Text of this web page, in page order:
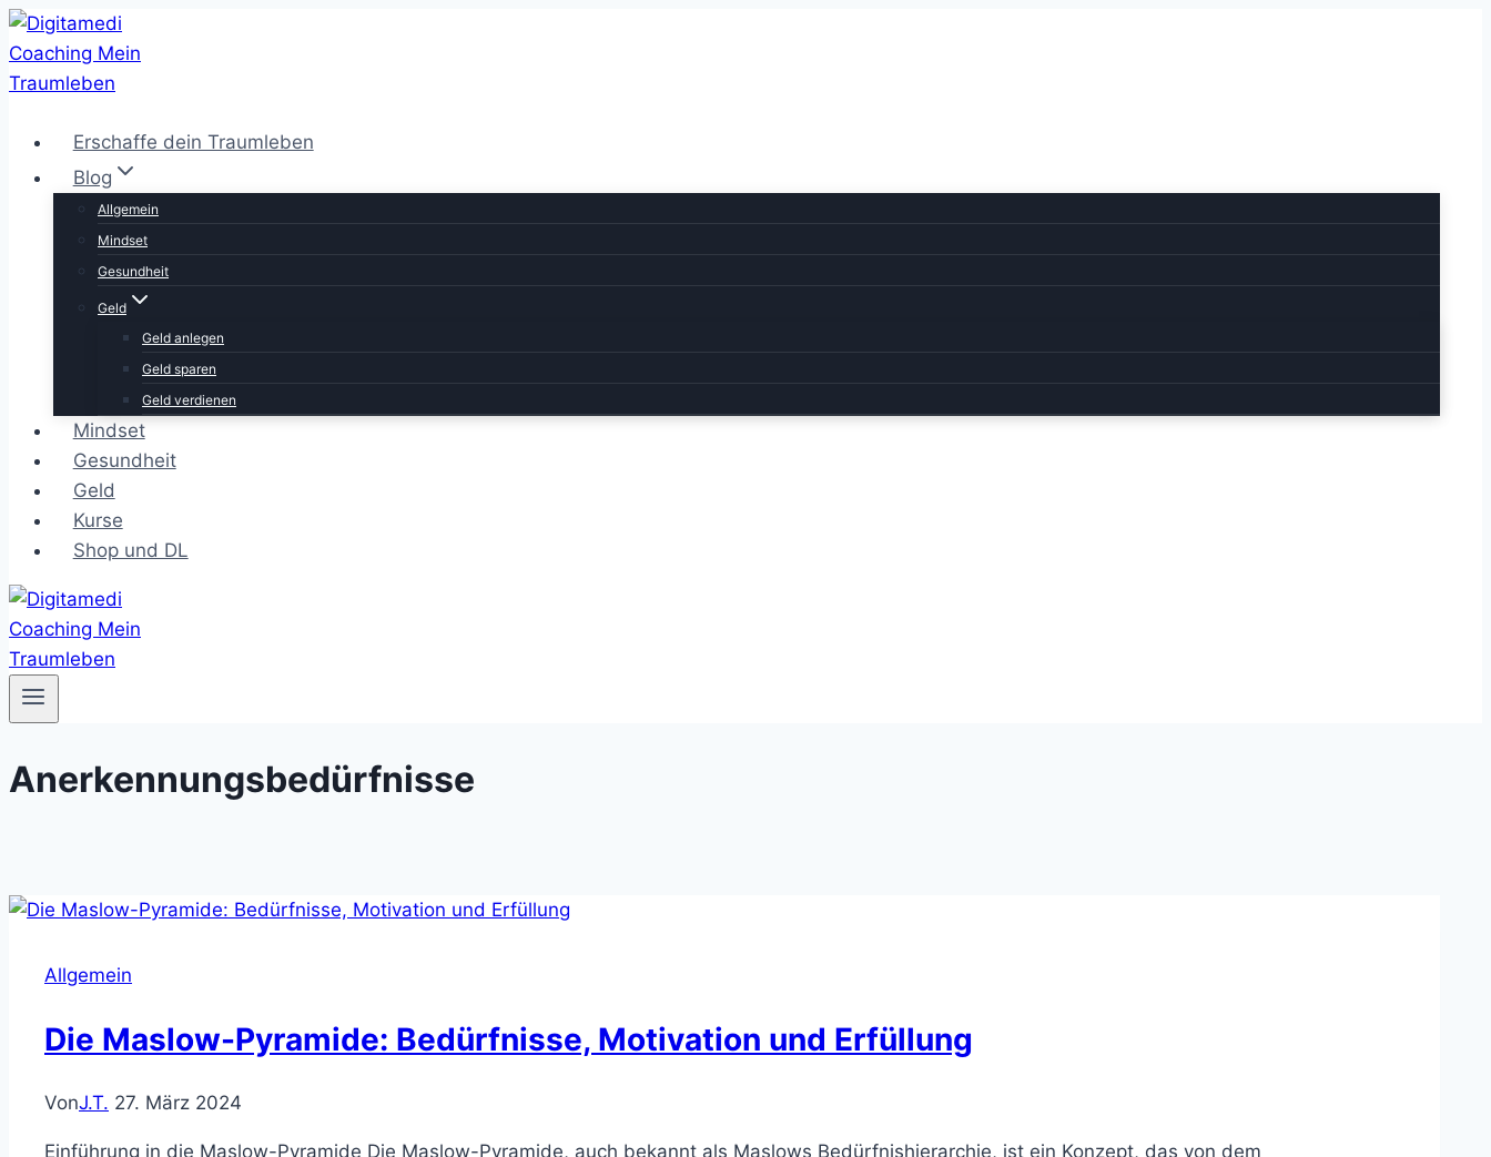
Zum
Inhalt
springen
Erschaffe dein Traumleben
Blog
Allgemein
Mindset
Gesundheit
Geld
Geld anlegen
Geld sparen
Geld verdienen
Mindset
Gesundheit
Geld
Kurse
Shop und DL
Anerkennungsbedürfnisse
Allgemein
Die Maslow-Pyramide: Bedürfnisse, Motivation und Erfüllung
VonJ.T. 27. März 2024
Einführung in die Maslow-Pyramide Die Maslow-Pyramide, auch bekannt als Maslows Bedürfnishierarchie, ist ein Konzept, das von dem